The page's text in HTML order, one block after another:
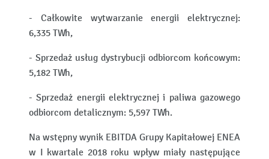
- Całkowite wytwarzanie energii elektrycznej:
6,335 TWh,
- Sprzedaż usług dystrybucji odbiorcom końcowym:
5,182 TWh,
- Sprzedaż energii elektrycznej i paliwa gazowego
odbiorcom detalicznym: 5,597 TWh.
Na wstępny wynik EBITDA Grupy Kapitałowej ENEA
w I kwartale 2018 roku wpływ miały następujące